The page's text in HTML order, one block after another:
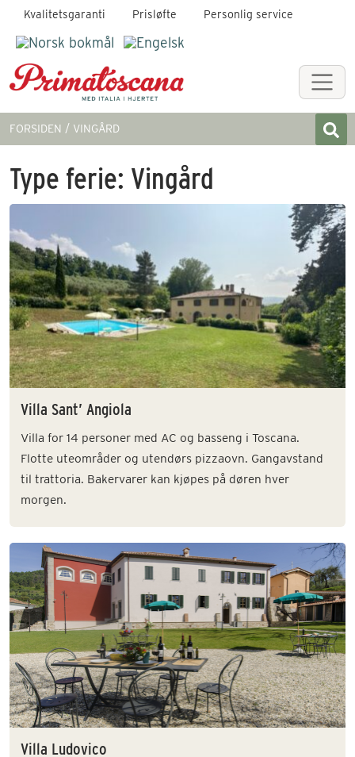
Kvalitetsgaranti Prisløfte Personlig service
FORSIDEN VINGÅRD
Type ferie: Vingård
Villa Sant’ Angiola
Villa for 14 personer med AC og basseng i Toscana.
Flotte uteområder og utendørs pizzaovn. Gangavstand
til trattoria. Bakervarer kan kjøpes på døren hver
morgen.
Villa Ludovico